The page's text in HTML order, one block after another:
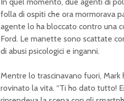
In quel momento, due agenti di
folla di ospiti che ora mormorava
agente lo ha bloccato contro una
Ford. Le manette sono scattate
di abusi psicologici e inganni.
Mentre lo trascinavano fuori, Mark
rovinato la vita. “Ti ho dato tutto!